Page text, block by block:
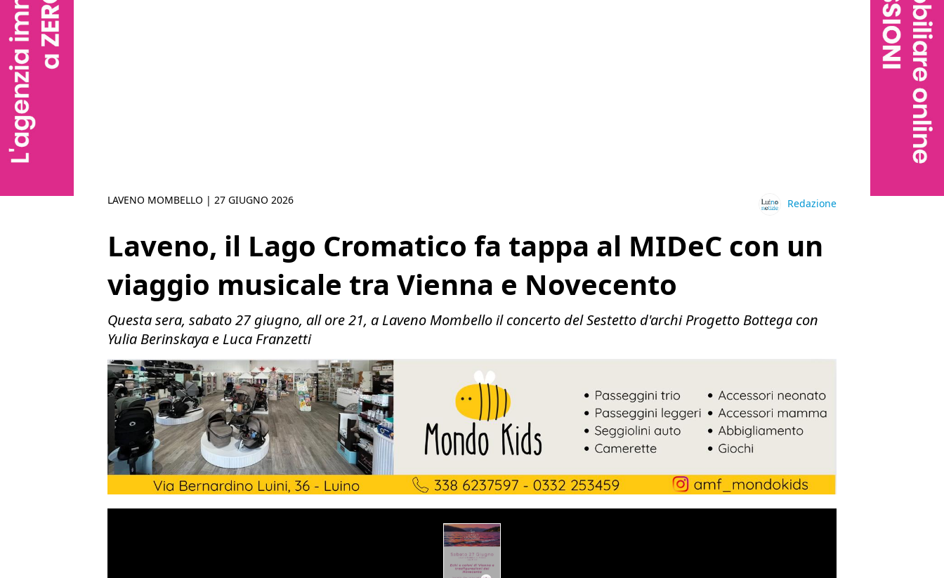
LAVENO MOMBELLO | 27 GIUGNO 2026 Redazione
Laveno, il Lago Cromatico fa tappa al MIDeC con un
viaggio musicale tra Vienna e Novecento
Questa sera, sabato 27 giugno, all ore 21, a Laveno Mombello il concerto del Sestetto d'archi Progetto Bottega con
Yulia Berinskaya e Luca Franzetti